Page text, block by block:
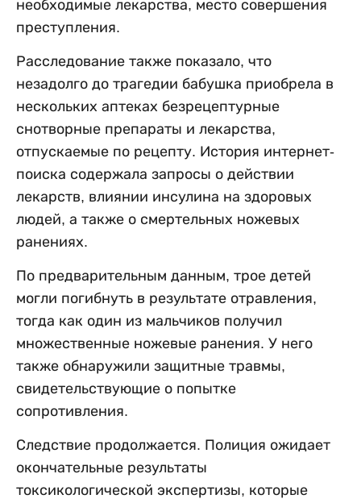
необходимые лекарства, место совершения
преступления.
Расследование также показало, что
незадолго до трагедии бабушка приобрела в
нескольких аптеках безрецептурные
снотворные препараты и лекарства,
отпускаемые по рецепту. История интернет-
поиска содержала запросы о действии
лекарств, влиянии инсулина на здоровых
людей, а также о смертельных ножевых
ранениях.
По предварительным данным, трое детей
могли погибнуть в результате отравления,
тогда как один из мальчиков получил
множественные ножевые ранения. У него
также обнаружили защитные травмы,
свидетельствующие о попытке
сопротивления.
Следствие продолжается. Полиция ожидает
окончательные результаты
токсикологической экспертизы, которые